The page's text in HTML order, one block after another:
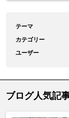
テーマ
カテゴリー
ユーザー
ブログ人気記